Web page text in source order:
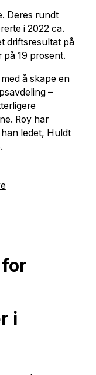
Deres rundt
i 2022 ca.
driftsresultat på
på 19 prosent.
å skape en
–
Roy har
ledet, Huldt
i